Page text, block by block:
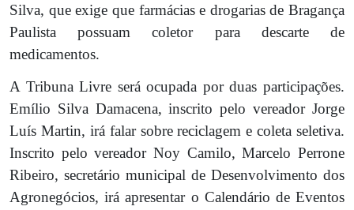
Silva, que exige que farmácias e drogarias de Bragança
Paulista possuam coletor para descarte de
medicamentos.
A Tribuna Livre será ocupada por duas participações.
Emílio Silva Damacena, inscrito pelo vereador Jorge
Luís Martin, irá falar sobre reciclagem e coleta seletiva.
Inscrito pelo vereador Noy Camilo, Marcelo Perrone
Ribeiro, secretário municipal de Desenvolvimento dos
Agronegócios, irá apresentar o Calendário de Eventos